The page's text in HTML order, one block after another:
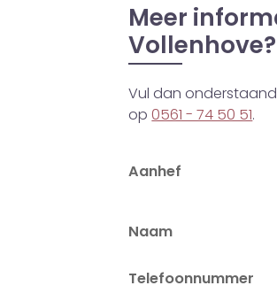
Meer
Vollenhove?
Vul dan
op0561 - 74 50 51.
Aanhef
Naam
Telefoonnummer